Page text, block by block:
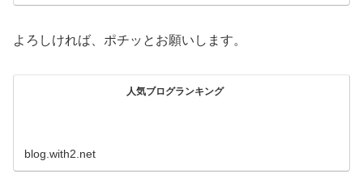
よろしければ、ポチッとお願いします。
人気ブログランキング
blog.with2.net